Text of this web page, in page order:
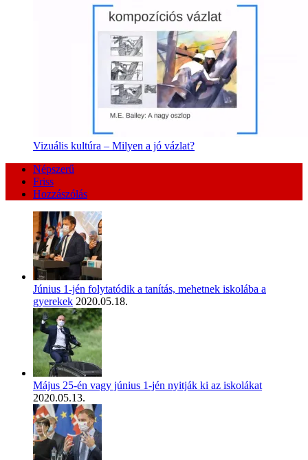
Vizuális kultúra – Milyen a jó vázlat?
Népszerű
Friss
Hozzászólás
Június 1-jén folytatódik a tanítás, mehetnek iskolába a
gyerekek 2020.05.18.
Május 25-én vagy június 1-jén nyitják ki az iskolákat
2020.05.13.